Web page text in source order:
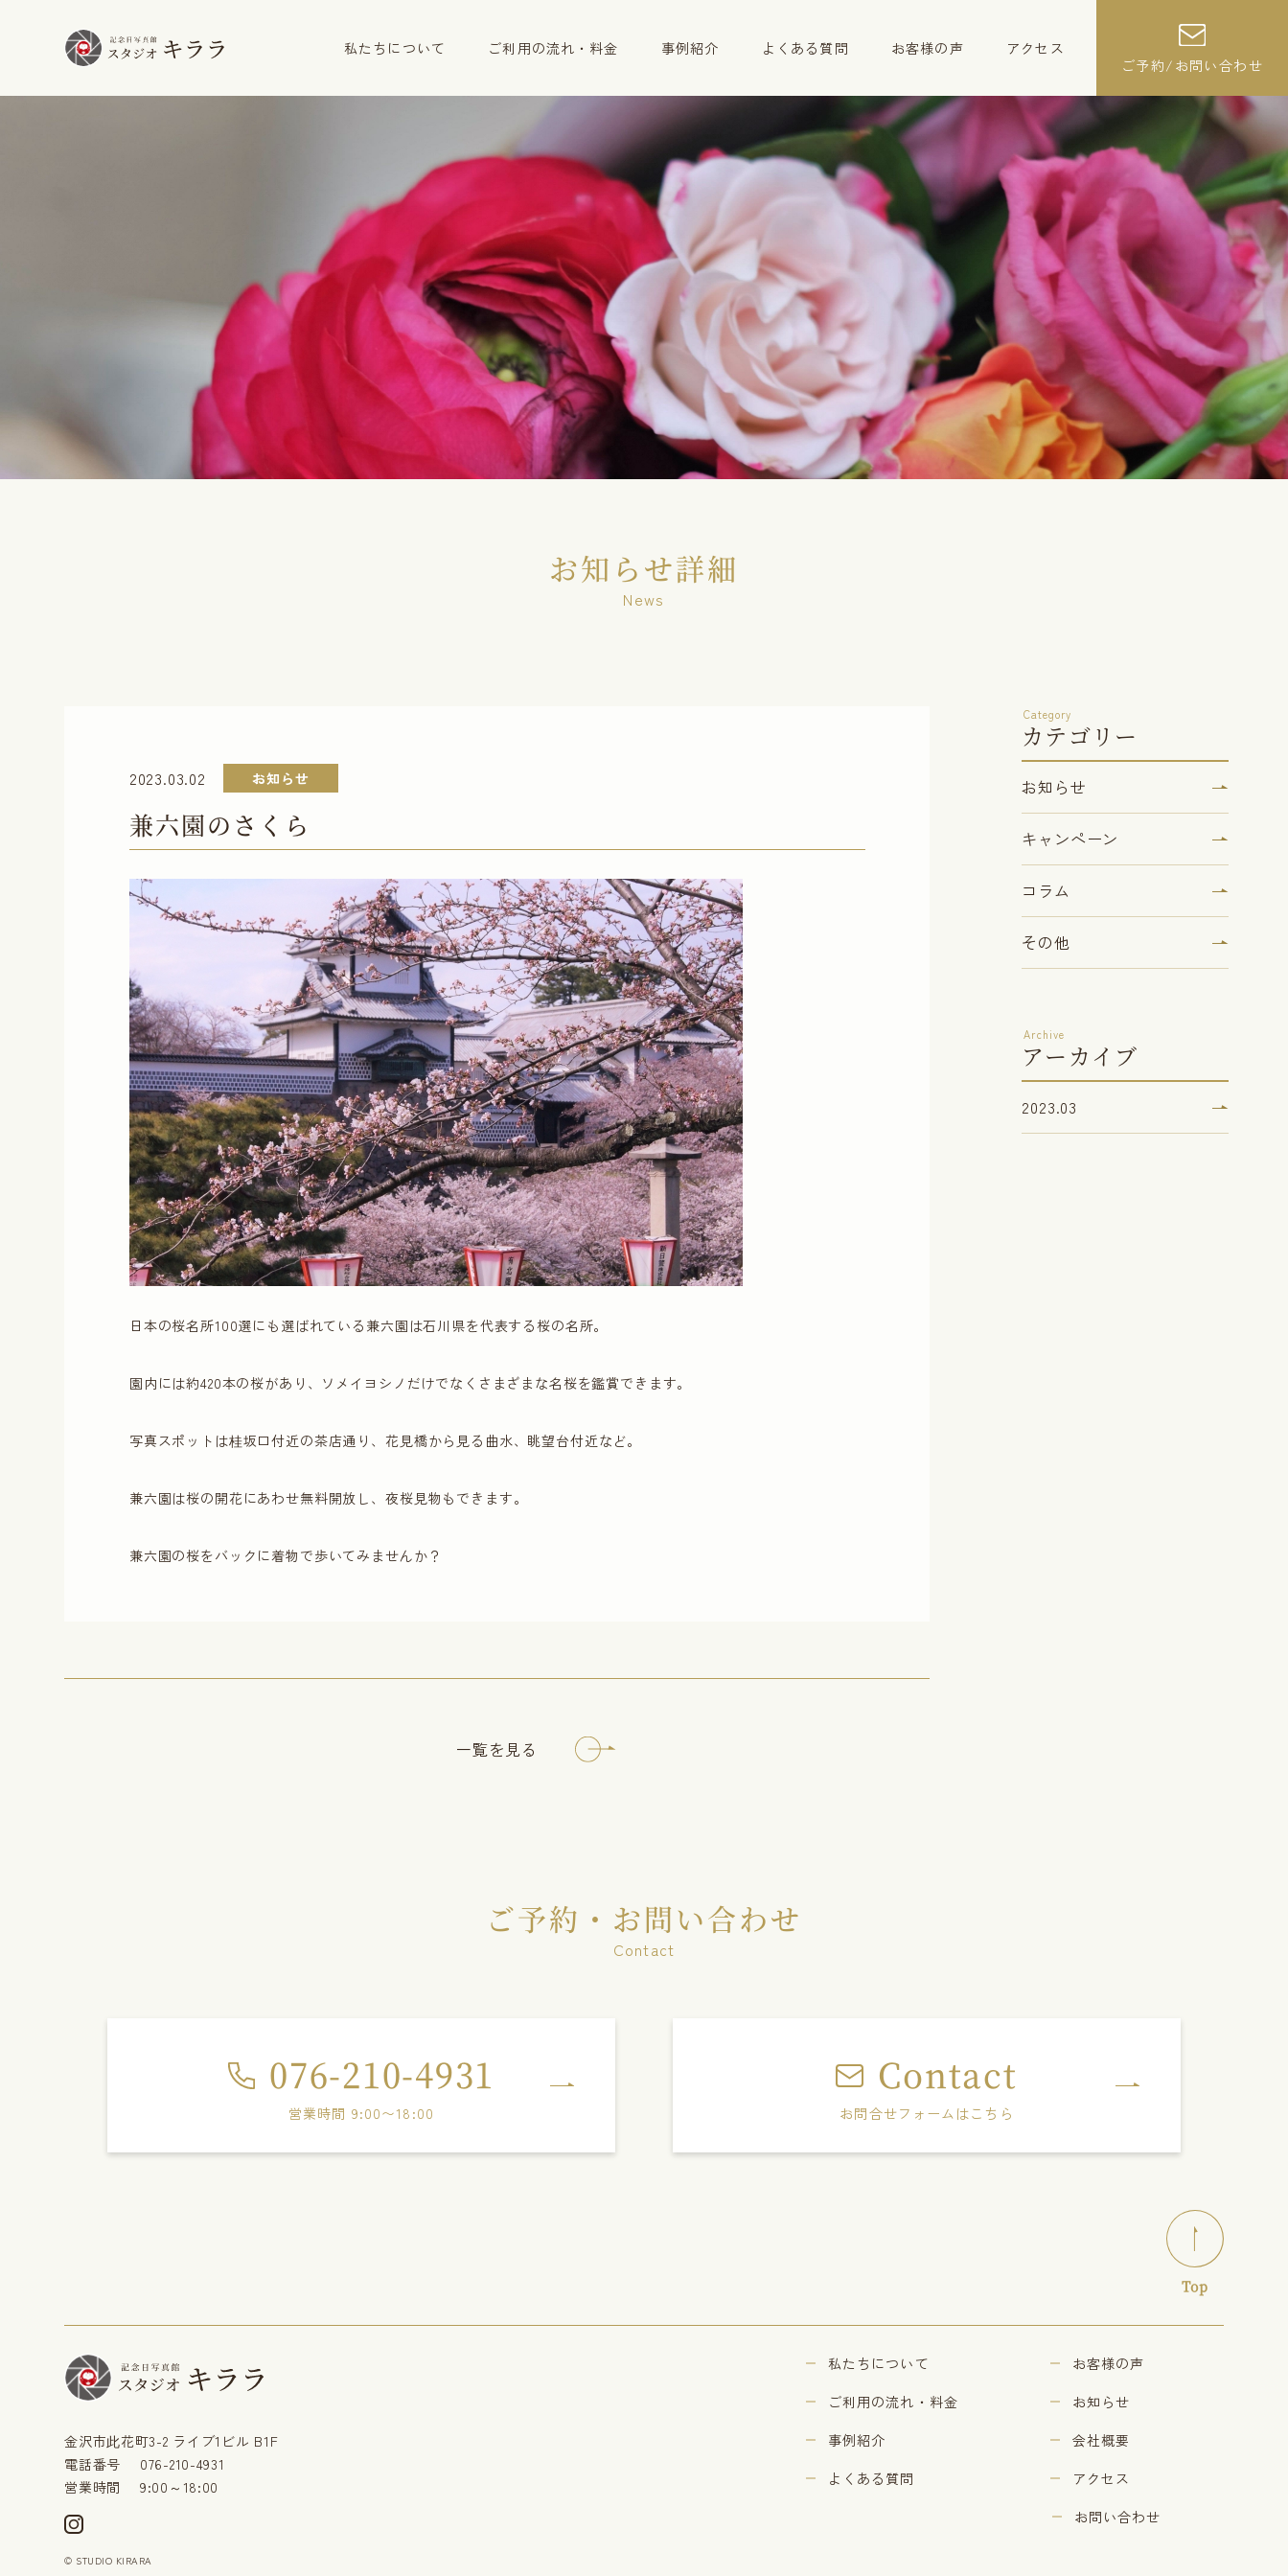
私たちについて ご利用の流れ・料金 事例紹介 よくある質問 お客様の声
アクセス
ご予約/お問い合わせ
お知らせ詳細
News
2023.03.02 お知らせ
兼六園のさくら
日本の桜名所100選にも選ばれている兼六園は石川県を代表する桜の名所。
園内には約420本の桜があり、ソメイヨシノだけでなくさまざまな名桜を鑑賞できます。
写真スポットは桂坂口付近の茶店通り、花見橋から見る曲水、眺望台付近など。
兼六園は桜の開花にあわせ無料開放し、夜桜見物もできます。
兼六園の桜をバックに着物で歩いてみませんか？
一覧を見る
Category
カテゴリー
お知らせ
キャンペーン
コラム
その他
Archive
アーカイブ
2023.03
ご予約・お問い合わせ
Contact
076-210-4931
営業時間 9:00〜18:00
Contact
お問合せフォームはこちら
Top
金沢市此花町3-2 ライブ1ビル B1F
電話番号
076-210-4931
営業時間
9:00～18:00
私たちについて
お客様の声
ご利用の流れ・料金
お知らせ
事例紹介
会社概要
よくある質問
アクセス
お問い合わせ
© STUDIO KIRARA